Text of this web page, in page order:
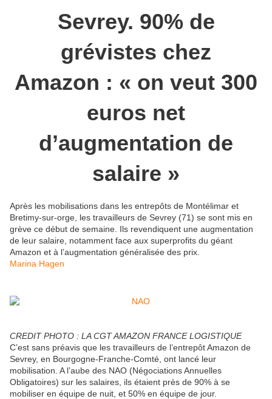
Sevrey. 90% de
grévistes chez
Amazon : « on veut 300
euros net
d’augmentation de
salaire »
Après les mobilisations dans les entrepôts de Montélimar et
Bretimy-sur-orge, les travailleurs de Sevrey (71) se sont mis en
grève ce début de semaine. Ils revendiquent une augmentation
de leur salaire, notamment face aux superprofits du géant
Amazon et à l’augmentation généralisée des prix.
Marina Hagen
CREDIT PHOTO : LA CGT AMAZON FRANCE LOGISTIQUE
C’est sans préavis que les travailleurs de l’entrepôt Amazon de
Sevrey, en Bourgogne-Franche-Comté, ont lancé leur
mobilisation. A l’aube des NAO (Négociations Annuelles
Obligatoires) sur les salaires, ils étaient près de 90% à se
mobiliser en équipe de nuit, et 50% en équipe de jour.